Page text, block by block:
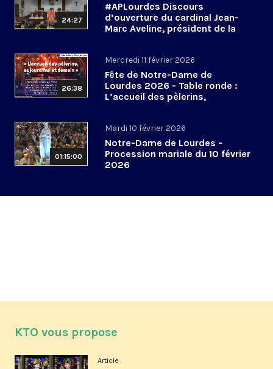
24:27
#APLourdes Discours
d’ouverture du cardinal Jean-
Marc Aveline, président de la
26:38
Mercredi 11 février 2026
Fête de Notre-Dame de
Lourdes 2026 - Table ronde :
L’accueil des pèlerins,
01:15:00
Mardi 10 février 2026
Notre-Dame de Lourdes -
Procession mariale du 10 février
2026
KTO vous propose
Article